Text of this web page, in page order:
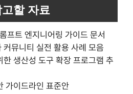
할 자료
프트 엔지니어링 가이드 문서
뮤니티 실전 활용 사례 모음
생산성 도구 확장 프로그램 추
가이드라인 표준안